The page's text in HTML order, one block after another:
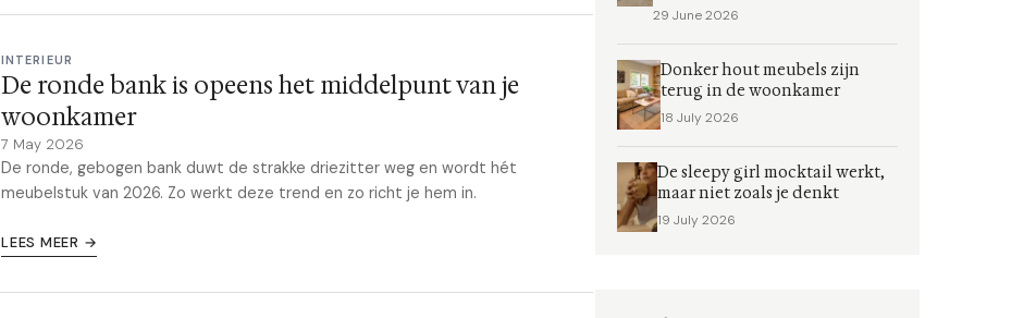
INTERIEUR
De ronde bank is opeens het middelpunt van je
woonkamer
7 May 2026
De ronde, gebogen bank duwt de strakke driezitter weg en wordt hét
meubelstuk van 2026. Zo werkt deze trend en zo richt je hem in.
LEES MEER →
29 June 2026
Donker hout meubels zijn
terug in de woonkamer
18 July 2026
De sleepy girl mocktail werkt,
maar niet zoals je denkt
19 July 2026